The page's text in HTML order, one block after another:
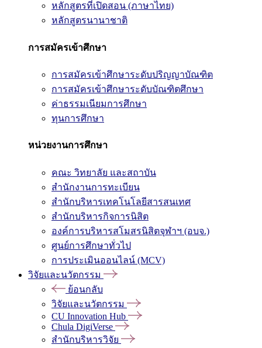
หลักสูตรที่เปิดสอน (ภาษาไทย)
หลักสูตรนานาชาติ
การสมัครเข้าศึกษา
การสมัครเข้าศึกษาระดับปริญญาบัณฑิต
การสมัครเข้าศึกษาระดับบัณฑิตศึกษา
ค่าธรรมเนียมการศึกษา
ทุนการศึกษา
หน่วยงานการศึกษา
คณะ วิทยาลัย และสถาบัน
สำนักงานการทะเบียน
สำนักบริหารเทคโนโลยีสารสนเทศ
สำนักบริหารกิจการนิสิต
องค์การบริหารสโมสรนิสิตจุฬาฯ (อบจ.)
ศูนย์การศึกษาทั่วไป
การประเมินออนไลน์ (MCV)
วิจัยและนวัตกรรม
ย้อนกลับ
วิจัยและนวัตกรรม
CU Innovation Hub
Chula DigiVerse
สำนักบริหารวิจัย